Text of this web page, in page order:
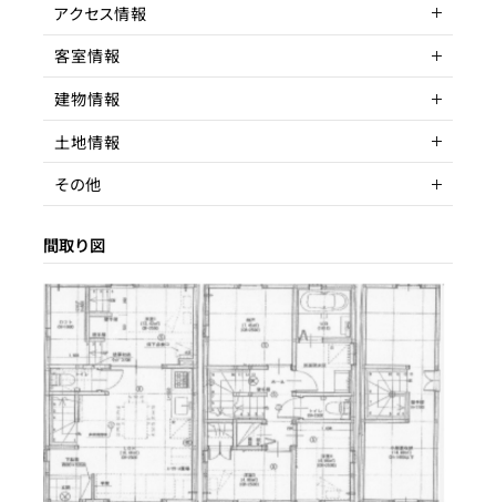
コワーキングスペース 駅近
アクセス情報
所在地
東京都大田区蒲田
アクセス
京浜急行線蒲田
駅までの距離
7分以内
客室情報
客室数
1室
延床面積
間取り
3LDK
収容人数
建物情報
建物構造
木造
階数
2
築年数
リノベーション履歴
土地情報
土地権利
所有
土地面積
都市計画区域
用途地域
第一種住居地域
駐車場
1台
建ぺい率
60%
容積率
300%
その他
賃貸借契約形態
契約期間
応相談
賃料
36.3
間取り図